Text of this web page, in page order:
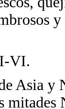
VI.
Asia
mitades